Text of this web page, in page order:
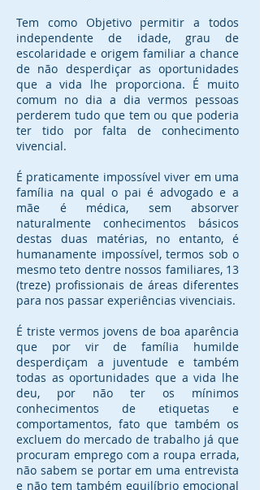
Tem como Objetivo permitir a todos
independente de idade, grau de
escolaridade e origem familiar a chance
de não desperdiçar as oportunidades
que a vida lhe proporciona. É muito
comum no dia a dia vermos pessoas
perderem tudo que tem ou que poderia
ter tido por falta de conhecimento
vivencial.
É praticamente impossível viver em uma
família na qual o pai é advogado e a
mãe é médica, sem absorver
naturalmente conhecimentos básicos
destas duas matérias, no entanto, é
humanamente impossível, termos sob o
mesmo teto dentre nossos familiares, 13
(treze) profissionais de áreas diferentes
para nos passar experiências vivenciais.
É triste vermos jovens de boa aparência
que por vir de família humilde
desperdiçam a juventude e também
todas as oportunidades que a vida lhe
deu, por não ter os mínimos
conhecimentos de etiquetas e
comportamentos, fato que também os
excluem do mercado de trabalho já que
procuram emprego com a roupa errada,
não sabem se portar em uma entrevista
e não tem também equilíbrio emocional